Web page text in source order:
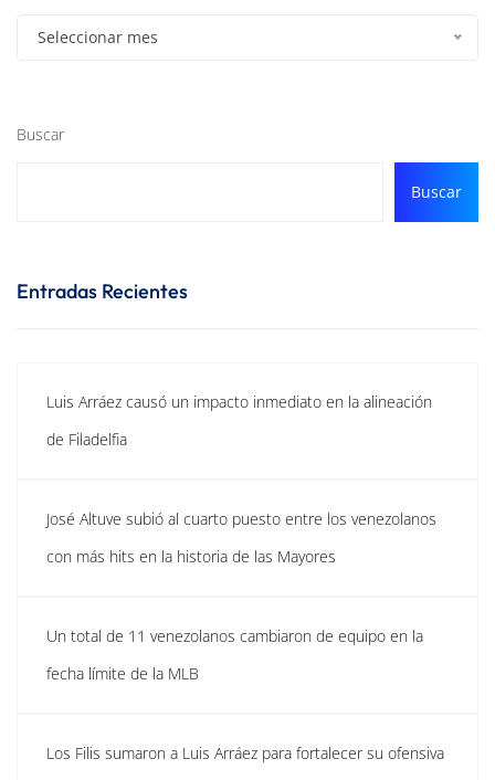
Seleccionar mes
Buscar
Buscar
Entradas Recientes
Luis Arráez causó un impacto inmediato en la alineación
de Filadelfia
José Altuve subió al cuarto puesto entre los venezolanos
con más hits en la historia de las Mayores
Un total de 11 venezolanos cambiaron de equipo en la
fecha límite de la MLB
Los Filis sumaron a Luis Arráez para fortalecer su ofensiva